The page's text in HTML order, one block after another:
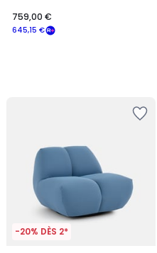
645,15 €
759,00 €
-20% DÈS 2*